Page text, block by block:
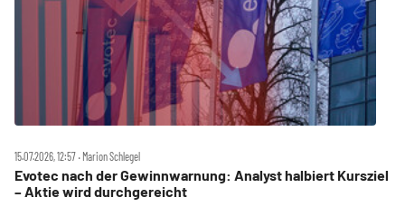
15.07.2026, 12:57 ‧ Marion Schlegel
Evotec nach der Gewinnwarnung: Analyst halbiert Kursziel
– Aktie wird durchgereicht